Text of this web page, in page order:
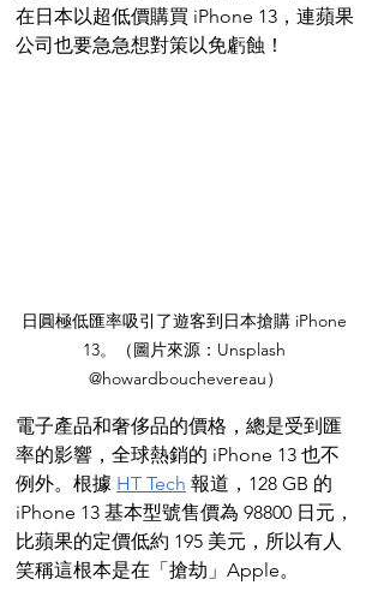
在日本以超低價購買 iPhone 13，連蘋果
公司也要急急想對策以免虧蝕！
日圓極低匯率吸引了遊客到日本搶購 iPhone
13。（圖片來源：Unsplash
@howardbouchevereau）
電子產品和奢侈品的價格，總是受到匯
率的影響，全球熱銷的 iPhone 13 也不
例外。根據 HT Tech 報道，128 GB 的
iPhone 13 基本型號售價為 98800 日元，
比蘋果的定價低約 195 美元，所以有人
笑稱這根本是在「搶劫」Apple。